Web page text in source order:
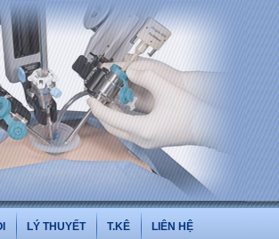
LÝ THUYẾT T.KÊ LIÊN HỆ